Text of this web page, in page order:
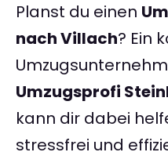
Planst du einen
nach Villach? Ein
Umzugsprofi
kann dir dabei
stressfrei und